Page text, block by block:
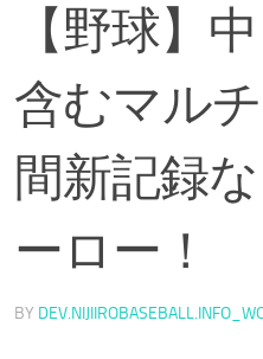
【野球】
含むマル
間新記録
ーロー！
BY